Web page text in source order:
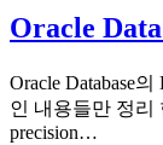
Oracle
Oracle Database
인 내용들만 정리
precision…